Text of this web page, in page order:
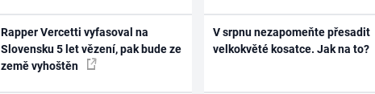
Rapper Vercetti vyfasoval na
Slovensku 5 let vězení, pak bude ze
země vyhoštěn
V srpnu nezapomeňte přesadit
velkokvěté kosatce. Jak na to?